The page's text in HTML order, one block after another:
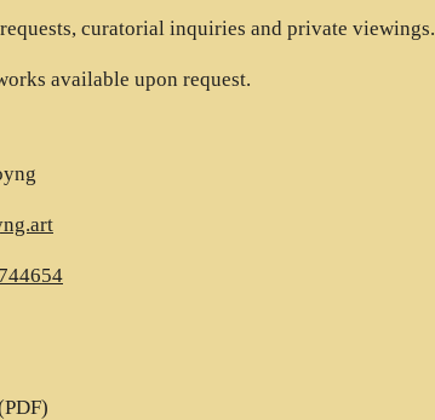
curatorial inquiries and private viewings.
available upon request.